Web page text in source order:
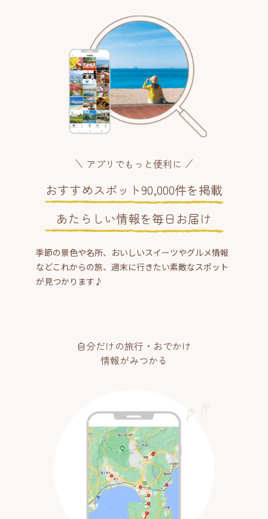
アプリでもっと便利に
おすすめスポット90,000件を掲載
あたらしい情報を毎日お届け
季節の景色や名所、おいしいスイーツやグルメ情報
などこれからの旅、週末に行きたい素敵なスポット
が見つかります♪
自分だけの旅行・おでかけ
情報がみつかる